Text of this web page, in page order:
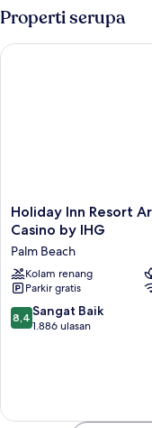
2
tidur,
Properti serupa
Holiday
Inn
Aruba
-
Beach
Resort
&
Holiday Inn Resort
Casino by IHG
Palm Beach
Kolam renang
Parkir gratis
8.4
dari
8,4 Sangat Baik
1.886 ulasan
Holiday Inn Resort